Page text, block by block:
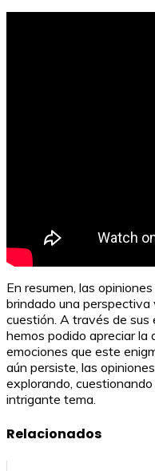
En resumen, las
brindado una perspectiva
cuestión. A través de sus
hemos podido apreciar
emociones que este
aún persiste, las
explorando,
intrigante tema.
Relacionados